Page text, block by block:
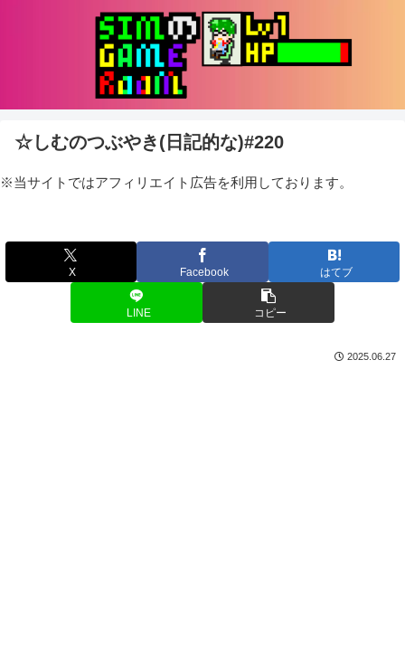
☆しむのつぶやき(日記的な)#220
※当サイトではアフィリエイト広告を利用しております。
X Facebook はてブ
LINE コピー
2025.06.27